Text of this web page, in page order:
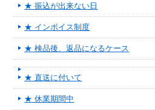
★ 振込が出来ない日
★ インボイス制度
★ 検品後、返品になるケース
★ 直送に付いて
★ 休業期間中